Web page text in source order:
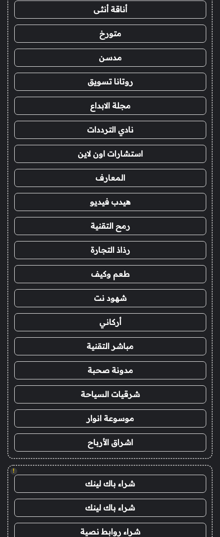
أناقة أنثى
متورخ
مدسن
روتانا تسويق
مجلة الابداع
نادي الترددات
استشارات اون لاين
المعارف
هيدب فيديو
رمح التقنية
رذاذ التجارة
طعم وكيف
شهود نت
أركاني
مباشر التقنية
مدونة صحبة
شرقيات السياحة
موسوعة انوار
اشراق الأرباح
!
شراء باك لينك
شراء باك لينك
شراء روابط نصية